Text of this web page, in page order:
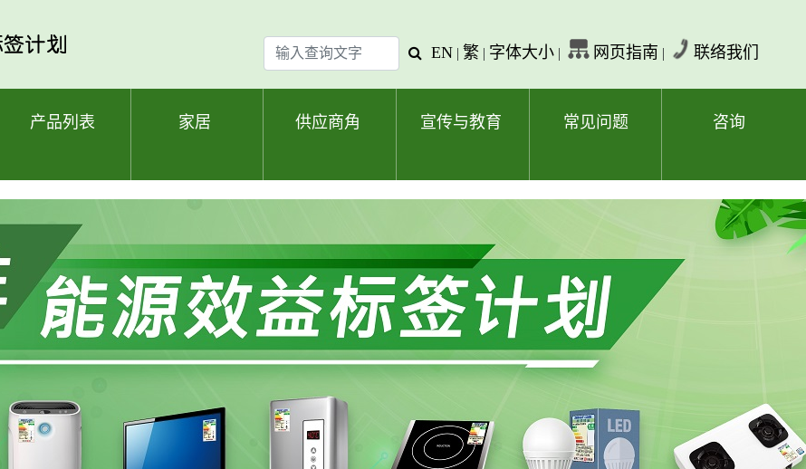
输
入
查
查
字
EN | 繁 | 字体大小 | 网页指南 | 联络我们
产品列表 家居 供应商角 宣传与教育 常见问题 咨询